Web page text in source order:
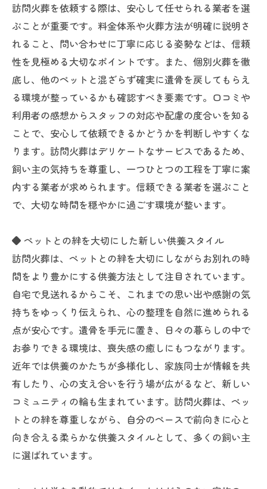
訪問火葬を依頼する際は、安心して任せられる業者を選
ぶことが重要です。料金体系や火葬方法が明確に説明さ
れること、問い合わせに丁寧に応じる姿勢などは、信頼
性を見極める大切なポイントです。また、個別火葬を徹
底し、他のペットと混ざらず確実に遺骨を戻してもらえ
る環境が整っているかも確認すべき要素です。口コミや
利用者の感想からスタッフの対応や配慮の度合いを知る
ことで、安心して依頼できるかどうかを判断しやすくな
ります。訪問火葬はデリケートなサービスであるため、
飼い主の気持ちを尊重し、一つひとつの工程を丁寧に案
内する業者が求められます。信頼できる業者を選ぶこと
で、大切な時間を穏やかに過ごす環境が整います。
◆ ペットとの絆を大切にした新しい供養スタイル
訪問火葬は、ペットとの絆を大切にしながらお別れの時
間をより豊かにする供養方法として注目されています。
自宅で見送れるからこそ、これまでの思い出や感謝の気
持ちをゆっくり伝えられ、心の整理を自然に進められる
点が安心です。遺骨を手元に置き、日々の暮らしの中で
お参りできる環境は、喪失感の癒しにもつながります。
近年では供養のかたちが多様化し、家族同士が情報を共
有したり、心の支え合いを行う場が広がるなど、新しい
コミュニティの輪も生まれています。訪問火葬は、ペッ
トとの絆を尊重しながら、自分のペースで前向きに心と
向き合える柔らかな供養スタイルとして、多くの飼い主
に選ばれています。